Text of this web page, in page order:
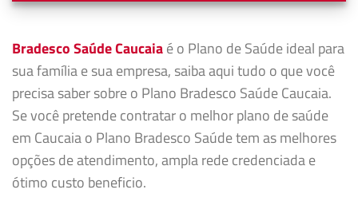
Bradesco Saúde Caucaiaé o Plano de Saúde ideal para
sua família e sua empresa, saiba aqui tudo o que você
precisa saber sobre o Plano Bradesco Saúde Caucaia.
Se você pretende contratar o melhor plano de saúde
em Caucaia o Plano Bradesco Saúde tem as melhores
opções de atendimento, ampla rede credenciada e
ótimo custo beneficio.